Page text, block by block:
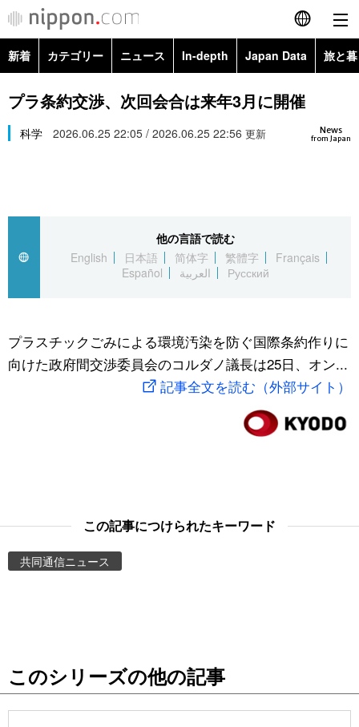
English
简体字
繁體字
العربية
社会
スポーツ・東京2020
旅と暮らし
Images
新着 カテゴリー ニュース In-depth Japan Data 旅と
政治・外交
経済・ビジネス
社会
文化
科学・技術
暮らし
Topics
Images
お知らせ
プラ条約交渉、次回会合は来年3月に開催
News
from Japan
科学 2026.06.25 22:05 / 2026.06.25 22:56 更新
他の言語で読む
English
日本語 简体字 繁體字
Français
Español
العربية Русский
プラスチックごみによる環境汚染を防ぐ国際条約作りに
向けた政府間交渉委員会のコルダノ議長は25日、オン...
記事全文を読む（外部サイト）
この記事につけられたキーワード
共同通信ニュース
このシリーズの他の記事